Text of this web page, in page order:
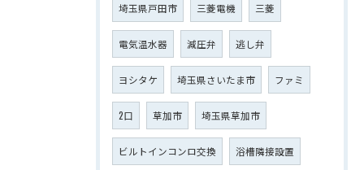
埼玉県戸田市 三菱電機 三菱
電気温水器 減圧弁 逃し弁
ヨシタケ 埼玉県さいたま市 ファミ
2口 草加市 埼玉県草加市
ビルトインコンロ交換 浴槽隣接設置